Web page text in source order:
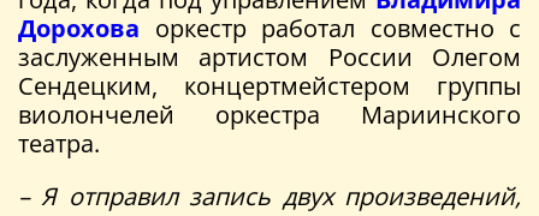
Дорохова оркестр работал совместно с
заслуженным артистом России Олегом
Сендецким, концертмейстером группы
виолончелей оркестра Мариинского
театра.
– Я отправил запись двух произведений,